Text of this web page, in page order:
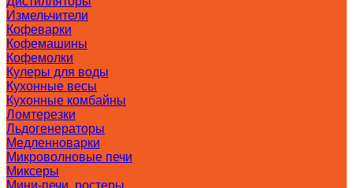
Измельчители
Кофеварки
Кофемашины
Кофемолки
Кулеры для воды
Кухонные весы
Кухонные комбайны
Ломтерезки
Льдогенераторы
Медленноварки
Микроволновые печи
Миксеры
Мини-печи, ростеры